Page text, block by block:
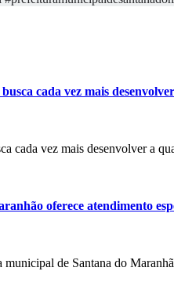
cada vez mais
cada vez mais desenvolver a
oferece atendimento
municipal de Santana do